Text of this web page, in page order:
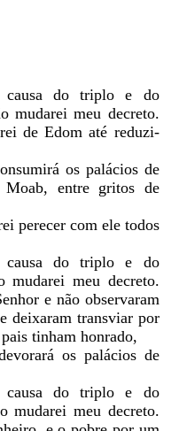
causa do triplo e do
mudarei meu decreto.
de Edom até reduzi-
os palácios de
entre gritos de
perecer com ele todos
causa do triplo e do
mudarei meu decreto.
e não observaram
deixaram transviar por
tinham honrado,
os palácios de
causa do triplo e do
mudarei meu decreto.